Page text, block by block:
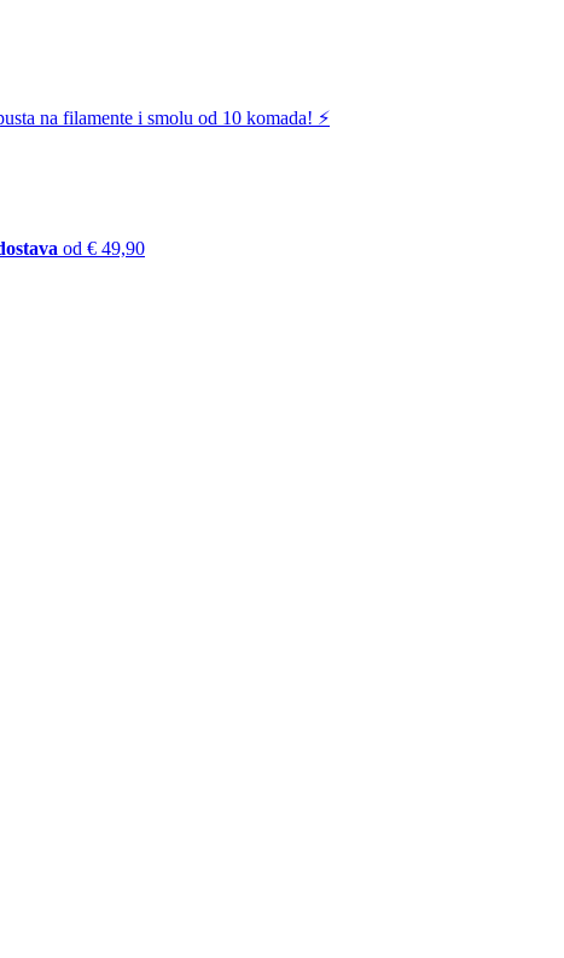
na filamente i smolu od 10 komada! ⚡️
od € 49,90